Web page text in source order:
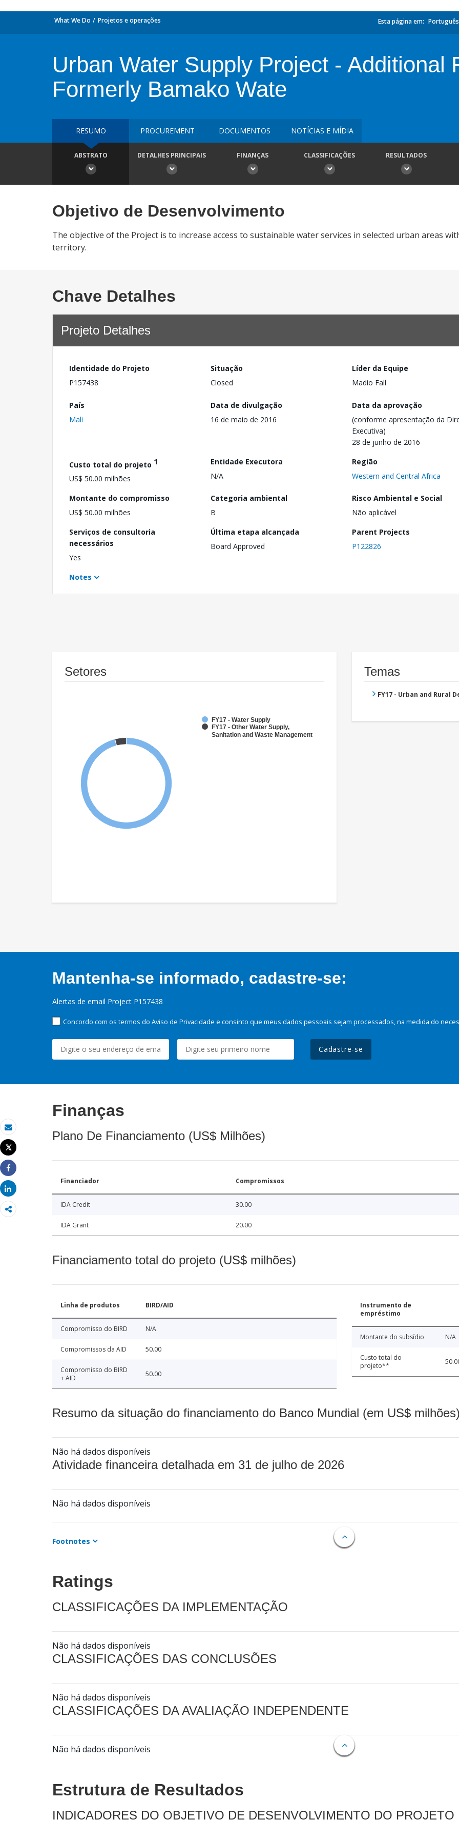
Email
Imprimir
Tweet
Share
Share
What We Do Projetos e operações Esta página em: Português
Urban Water Supply Project - Additional
Formerly Bamako Wate
RESUMO PROCUREMENT DOCUMENTOS NOTÍCIAS E MÍDIA
ABSTRATO DETALHES PRINCIPAIS FINANÇAS CLASSIFICAÇÕES RESULTADOS
Objetivo de Desenvolvimento
The objective of the Project is to increase access to sustainable water services in selected urban areas
territory.
Chave Detalhes
Projeto Detalhes
Identidade do Projeto
P157438
Situação
Closed
Líder da Equipe
Madio Fall
País
Mali
Data de divulgação
16 de maio de 2016
Data da aprovação
(conforme apresentação da
Executiva)
28 de junho de 2016
Custo total do projeto 1
US$ 50.00 milhões
Entidade Executora
N/A
Região
Western and Central Africa
Montante do compromisso
US$ 50.00 milhões
Categoria ambiental
B
Risco Ambiental e Social
Não aplicável
Serviços de consultoria
necessários
Yes
Última etapa alcançada
Board Approved
Parent Projects
P122826
Notes
Setores
FY17 - Water Supply
FY17 - Other Water Supply,
Sanitation and Waste Management
Temas
FY17 - Urban and Rural
Mantenha-se informado, cadastre-se:
Alertas de email Project P157438
Concordo com os termos do Aviso de Privacidade e consinto que meus dados pessoais sejam processados, na medida do
Cadastre-se
Finanças
Plano De Financiamento (US$ Milhões)
Financiador Compromissos
IDA Credit 30.00
IDA Grant 20.00
Financiamento total do projeto (US$ milhões)
Linha de produtos BIRD/AID
Compromisso do BIRD N/A
Compromissos da AID 50.00
Compromisso do BIRD
+ AID
50.00
Instrumento de
empréstimo
Montante do subsídio N/A
Custo total do
projeto**
Resumo da situação do financiamento do Banco Mundial (em US$
Não há dados disponíveis
Atividade financeira detalhada em 31 de julho de 2026
Não há dados disponíveis
Footnotes
Ratings
CLASSIFICAÇÕES DA IMPLEMENTAÇÃO
Não há dados disponíveis
CLASSIFICAÇÕES DAS CONCLUSÕES
Não há dados disponíveis
CLASSIFICAÇÕES DA AVALIAÇÃO INDEPENDENTE
Não há dados disponíveis
Estrutura de Resultados
INDICADORES DO OBJETIVO DE DESENVOLVIMENTO DO PROJETO